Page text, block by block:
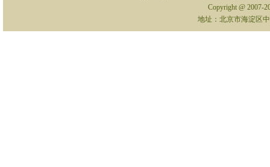
Copyright @ 2007-
地址：北京市海淀区